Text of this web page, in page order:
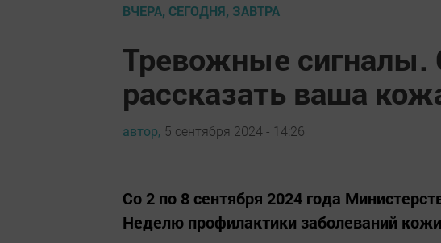
ВЧЕРА, СЕГОДНЯ, ЗАВТРА
Тревожные
рассказать ваша
автор, 5 сентября 2024 - 14:26
Со 2 по 8 сентября 2024 года
Неделю профилактики заболеваний